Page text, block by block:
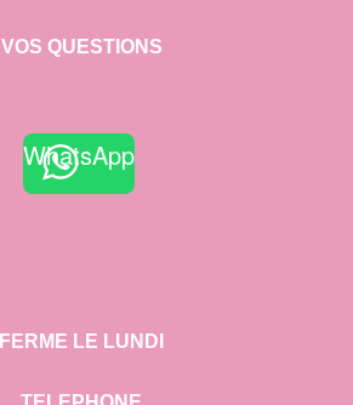
VOS QUESTIONS
WhatsApp
FERME LE LUNDI